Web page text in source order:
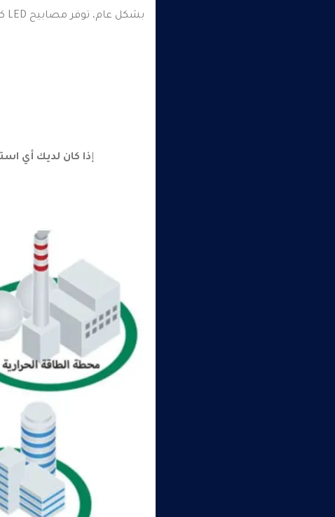
بشكل عام، توفر مصابيح LED كفاءة عالية في استهلاك الطاقة، مما يؤدي إلى تخفيض فواتير الكهرباء بشكل ملحوظ على المدى الطويل.
إذا كان لديك أي